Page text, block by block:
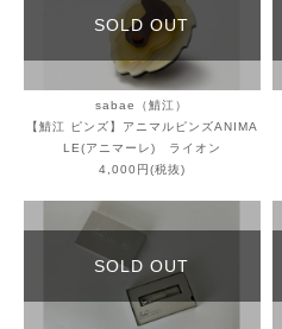
SOLD OUT
sabae（鯖江）
【鯖江 ピンズ】アニマルピンズANIMA
LE(アニマーレ) ライオン
4,000円(税抜)
SOLD OUT